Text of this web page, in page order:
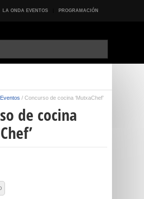
LA ONDA EVENTOS PROGRAMACIÓN
Eventos / Concurso de cocina ‘MutxaChef’
de cocina